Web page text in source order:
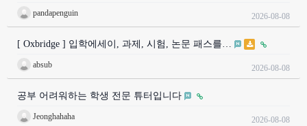
pandapenguin 2026-08-08
[ Oxbridge ] 입학에세이, 과제, 시험, 논문 패스를…
absub 2026-08-08
공부 어려워하는 학생 전문 튜터입니다
Jeonghahaha 2026-08-08